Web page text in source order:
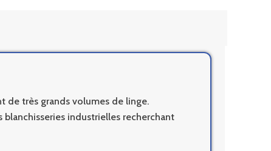
de très grands volumes de linge.
blanchisseries industrielles recherchant